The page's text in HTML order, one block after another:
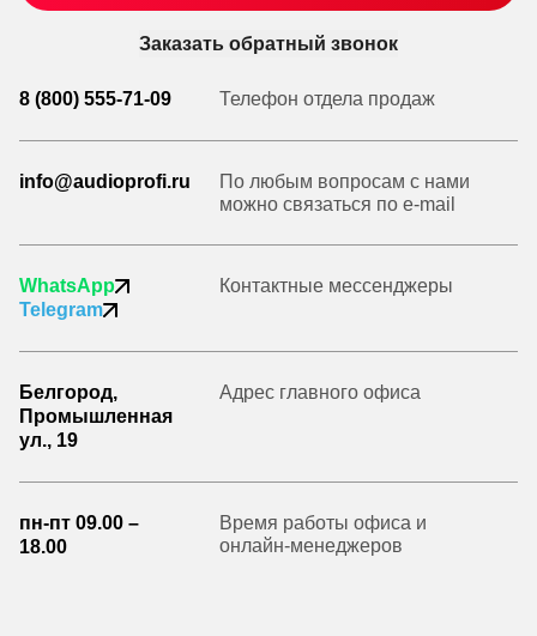
Заказать обратный звонок
8 (800) 555-71-09 Телефон отдела продаж
info@audioprofi.ru
По любым вопросам с нами
можно связаться по e-mail
WhatsApp
Telegram
Контактные мессенджеры
Белгород,
Промышленная
ул., 19
Адрес главного офиса
пн-пт 09.00 –
18.00
Время работы офиса и
онлайн-менеджеров